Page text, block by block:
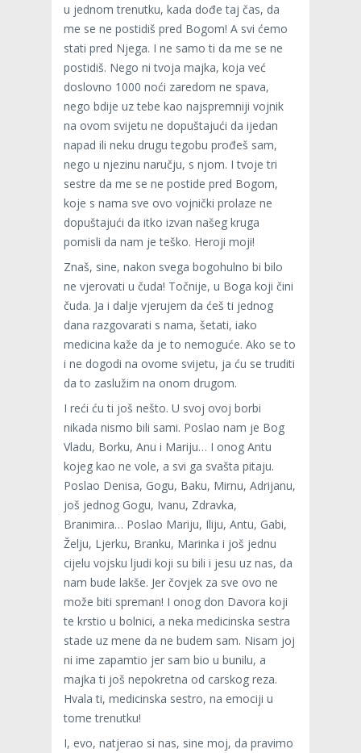
u jednom trenutku, kada dođe taj čas, da
me se ne postidiš pred Bogom! A svi ćemo
stati pred Njega. I ne samo ti da me se ne
postidiš. Nego ni tvoja majka, koja već
doslovno 1000 noći zaredom ne spava,
nego bdije uz tebe kao najspremniji vojnik
na ovom svijetu ne dopuštajući da ijedan
napad ili neku drugu tegobu prođeš sam,
nego u njezinu naručju, s njom. I tvoje tri
sestre da me se ne postide pred Bogom,
koje s nama sve ovo vojnički prolaze ne
dopuštajući da itko izvan našeg kruga
pomisli da nam je teško. Heroji moji!
Znaš, sine, nakon svega bogohulno bi bilo
ne vjerovati u čuda! Točnije, u Boga koji čini
čuda. Ja i dalje vjerujem da ćeš ti jednog
dana razgovarati s nama, šetati, iako
medicina kaže da je to nemoguće. Ako se to
i ne dogodi na ovome svijetu, ja ću se truditi
da to zaslužim na onom drugom.
I reći ću ti još nešto. U svoj ovoj borbi
nikada nismo bili sami. Poslao nam je Bog
Vladu, Borku, Anu i Mariju… I onog Antu
kojeg kao ne vole, a svi ga svašta pitaju.
Poslao Denisa, Gogu, Baku, Mirnu, Adrijanu,
još jednog Gogu, Ivanu, Zdravka,
Branimira… Poslao Mariju, Iliju, Antu, Gabi,
Želju, Ljerku, Branku, Marinka i još jednu
cijelu vojsku ljudi koji su bili i jesu uz nas, da
nam bude lakše. Jer čovjek za sve ovo ne
može biti spreman! I onog don Davora koji
te krstio u bolnici, a neka medicinska sestra
stade uz mene da ne budem sam. Nisam joj
ni ime zapamtio jer sam bio u bunilu, a
majka ti još nepokretna od carskog reza.
Hvala ti, medicinska sestro, na emociji u
tome trenutku!
I, evo, natjerao si nas, sine moj, da pravimo